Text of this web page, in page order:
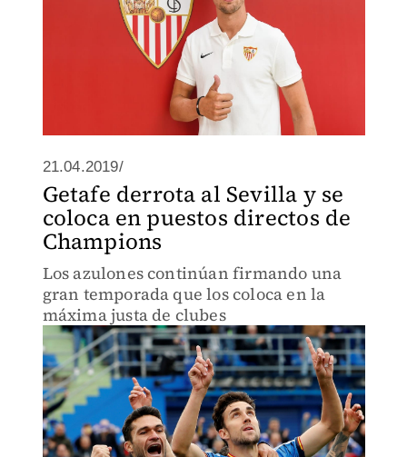
21.04.2019/
Getafe derrota al Sevilla y se
coloca en puestos directos de
Champions
Los azulones continúan firmando una
gran temporada que los coloca en la
máxima justa de clubes